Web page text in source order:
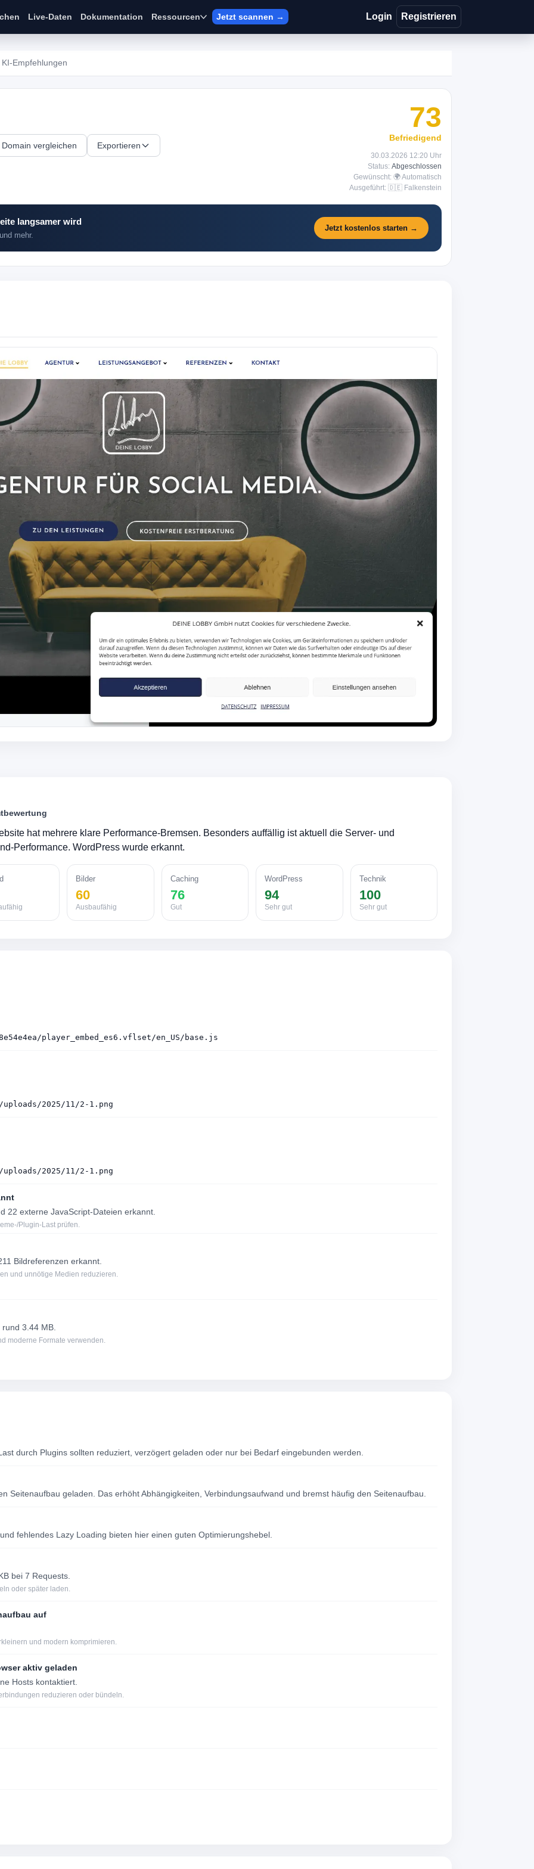
Live-Daten Dokumentation Ressourcen Jetzt scannen → Login Registrieren
KI-Empfehlungen
Domain vergleichen Exportieren
73
Befriedigend
30.03.2026 12:20 Uhr
Status: Abgeschlossen
Gewünscht: 🌍 Automatisch
Ausgeführt: 🇩🇪 Falkenstein
langsamer wird
mehr.
Jetzt kostenlos starten →
hat mehrere klare Performance-Bremsen. Besonders auffällig ist aktuell die Server- und
Performance. WordPress wurde erkannt.
Bilder
60
Ausbaufähig
Caching
76
Gut
WordPress
94
Sehr gut
Technik
100
Sehr gut
player_embed_es6.vflset/en_US/base.js
2025/11/2-1.png
2025/11/2-1.png
22 externe JavaScript-Dateien erkannt.
Plugin-Last prüfen.
Bildreferenzen erkannt.
und unnötige Medien reduzieren.
3.44 MB.
moderne Formate verwenden.
durch Plugins sollten reduziert, verzögert geladen oder nur bei Bedarf eingebunden werden.
Seitenaufbau geladen. Das erhöht Abhängigkeiten, Verbindungsaufwand und bremst häufig den Seitenaufbau.
fehlendes Lazy Loading bieten hier einen guten Optimierungshebel.
bei 7 Requests.
oder später laden.
auf
und modern komprimieren.
aktiv geladen
Hosts kontaktiert.
reduzieren oder bündeln.